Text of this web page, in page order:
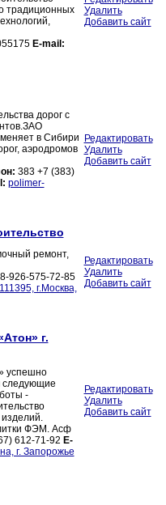
традиционных
E-mail:
Удалить
Добавить сайт
дорог с
в Сибири
аэродромов
383 +7 (383)
polimer-
Редактировать
Удалить
Добавить сайт
ремонт,
8-926-575-72-85
111395, г.Москва,
Редактировать
Удалить
Добавить сайт
г.
успешно
следующие
-
ФЭМ. Асф
612-71-92 E-
г. Запорожье
Редактировать
Удалить
Добавить сайт